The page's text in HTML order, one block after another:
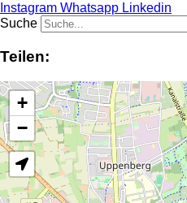
Instagram Whatsapp Linkedin
Suche
Teilen:
+
−